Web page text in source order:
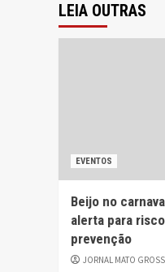
LEIA OUTRAS
EVENTOS
Beijo no
alerta para
prevenção
JORNAL MATO